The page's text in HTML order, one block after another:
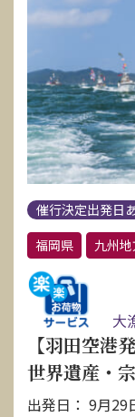
催行決定出発日
福岡県
九州
大
【羽田空港
世界遺産・
出発日： 9月29